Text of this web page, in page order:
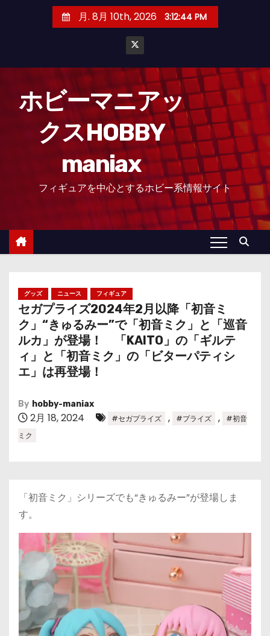
月. 8月 10th, 2026 3:12:45 PM
ホビーマニアッ
クスHOBBY
maniax
フィギュアを中心とするホビー系情報サイト
グッズ ニュース フィギュア
セガプライズ2024年2月以降「初音ミ
ク」“きゅるみー”で「初音ミク」と「巡音
ルカ」が登場！ 「KAITO」の「ギルテ
ィ」と「初音ミク」の「ビターパティシ
エ」は再登場！
By hobby-maniax
2月 18, 2024 #セガプライズ , #プライズ ,
#初音
ミク
「初音ミク」シリーズでも“きゅるみー”が登場しま
す。